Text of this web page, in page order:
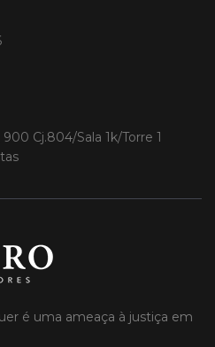
Cj.804/Sala 1k/Torre 1
é uma ameaça à justiça em